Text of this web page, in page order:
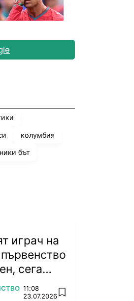
колумбия
ники бът
играч на
сега
11:08
23.07.2026 add favorites